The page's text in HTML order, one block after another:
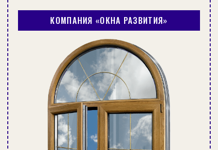
гидроизоляционной пленкой снизу и сверху, а
экструдированный пенополистирол – только
снизу;
а на полу неотапливаемого подвала под
стяжку укладывают только слой гидроизоляции.
Инструменты для стяжки
Какие понадобятся
инструменты?
КОМПАНИЯ «ОКНА РАЗВИТИЯ»